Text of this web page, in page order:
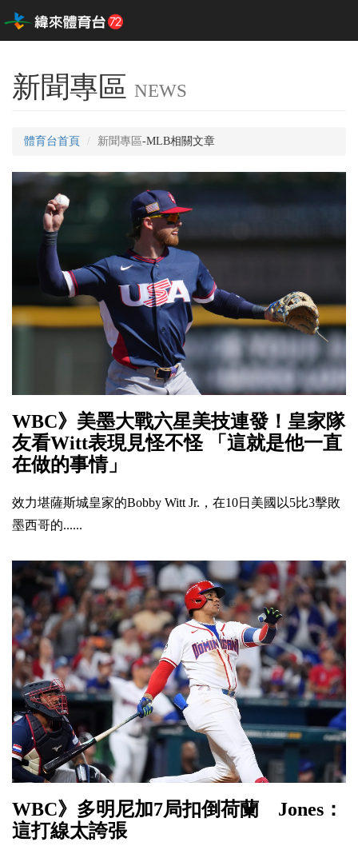
新聞專區 NEWS
體育台首頁 新聞專區-MLB相關文章
WBC》美墨大戰六星美技連發！皇家隊
友看Witt表現見怪不怪 「這就是他一直
在做的事情」
效力堪薩斯城皇家的Bobby Witt Jr.，在10日美國以5比3擊敗
墨西哥的......
WBC》多明尼加7局扣倒荷蘭 Jones：
這打線太誇張